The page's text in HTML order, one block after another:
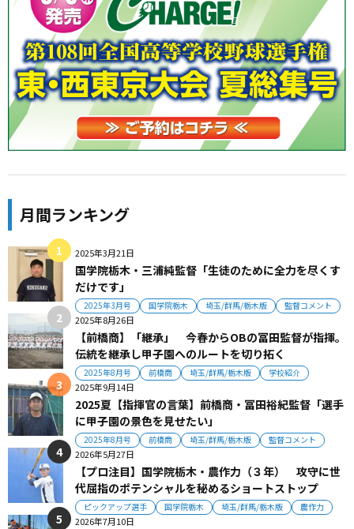
月間ランキング
2025年3月21日
国学院栃木・三浦純監督「生徒のために全力を尽くす
だけです」
2025年3月号 国学院栃木 埼玉/群馬/栃木版 監督コメント
2025年8月26日
【前橋商】「継承」 今春からOBの冨田監督が指揮。
伝統を継承し甲子園へのルートを切り拓く
2025年8月号 前橋商 埼玉/群馬/栃木版 学校紹介
2025年9月14日
2025夏【指揮官の言葉】前橋商・冨田裕紀監督「選手
に甲子園の景色を見せたい」
2025年8月号 前橋商 埼玉/群馬/栃木版 監督コメント
2026年5月27日
【プロ注目】国学院栃木・農作力（３年） 攻守に世
代屈指のポテンシャルを秘めるショートストップ
ピックアップ選手 国学院栃木 埼玉/群馬/栃木版 農作力
2026年7月10日